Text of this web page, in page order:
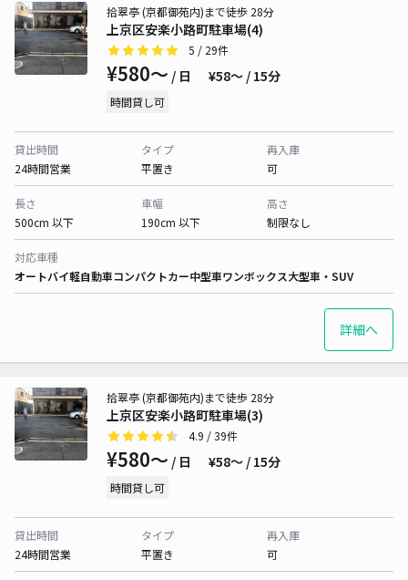
上京区安楽小路町駐車場(4)
拾翠亭 (京都御苑内)まで徒歩 28分
5 / 29件
¥580〜 / 日 ¥58〜 / 15分
時間貸し可
貸出時間
24時間営業
タイプ
平置き
再入庫
可
長さ
500cm 以下
車幅
190cm 以下
高さ
制限なし
対応車種
オートバイ軽自動車コンパクトカー中型車ワンボックス大型車・SUV
詳細へ
上京区安楽小路町駐車場(3)
拾翠亭 (京都御苑内)まで徒歩 28分
4.9 / 39件
¥580〜 / 日 ¥58〜 / 15分
時間貸し可
貸出時間
24時間営業
タイプ
平置き
再入庫
可